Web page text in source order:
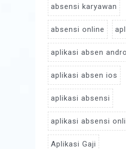
absensi karyawan
absensi online
aplikasi absen
aplikasi absen ios
aplikasi absensi
aplikasi absensi
Aplikasi Gaji